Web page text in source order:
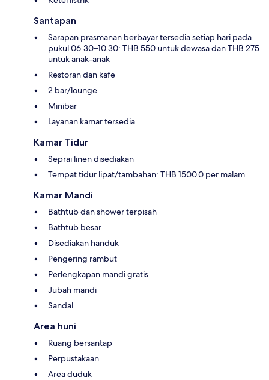
Santapan
Sarapan prasmanan berbayar tersedia setiap hari pada
pukul 06.30–10.30: THB 550 untuk dewasa dan THB 275
untuk anak-anak
Restoran dan kafe
2 bar/lounge
Minibar
Layanan kamar tersedia
Kamar Tidur
Seprai linen disediakan
Tempat tidur lipat/tambahan: THB 1500.0 per malam
Kamar Mandi
Bathtub dan shower terpisah
Bathtub besar
Disediakan handuk
Pengering rambut
Perlengkapan mandi gratis
Jubah mandi
Sandal
Area huni
Ruang bersantap
Perpustakaan
Area duduk